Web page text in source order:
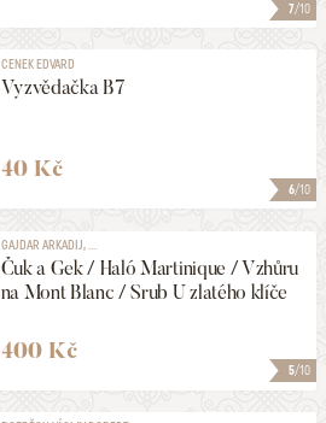
7/10
6/10
CENEK EDVARD
Vyzvědačka B7
40 Kč
5/10
GAJDAR ARKADIJ, ...
Čuk a Gek / Haló Martinique / Vzhůru
na Mont Blanc / Srub U zlatého klíče
400 Kč